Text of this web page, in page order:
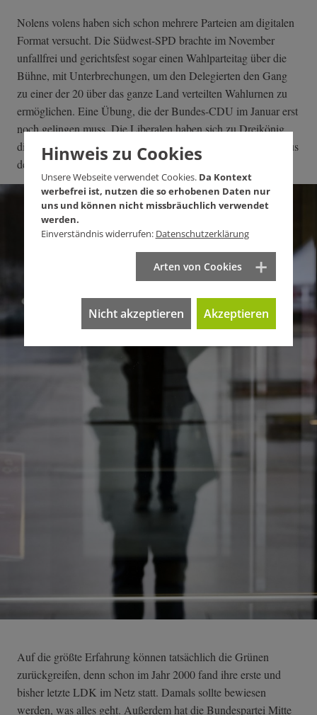
Nolens volens haben sich schon mehrere Parteien am digitalen
Format versucht. Die Südwest-SPD brachte im November
unfallfrei und gerichtsfest sogar einen Wahlparteitag über die
Bühne, mit Unterbrechungen, um den Delegierten den Gang
zu einer der 20 über das ganze Land verteilten Wahlurnen zu
ermöglichen. Eine Übung, die der Bundes-CDU im Januar erst
noch gelingen muss. Die Liberalen haben sich zu Dreikönig
digital entschlossen, samt einer live gestreamten Diskussion aus
der leeren Stuttgarter Oper am 6. Januar.
Auf die größte Erfahrung können tatsächlich die Grünen
zurückgreifen, denn schon im Jahr 2000 fand ihre erste und
bisher letzte LDK im Netz statt. Damals sollte bewiesen
werden, was alles geht. Außerdem hat die Bundespartei Mitte
Hinweis zu Cookies
Unsere Webseite verwendet Cookies. Da Kontext
werbefrei ist, nutzen die so erhobenen Daten nur
uns und können nicht missbräuchlich verwendet
werden.
Einverständnis widerrufen: Datenschutzerklärung
Arten von Cookies
Nicht akzeptieren Akzeptieren